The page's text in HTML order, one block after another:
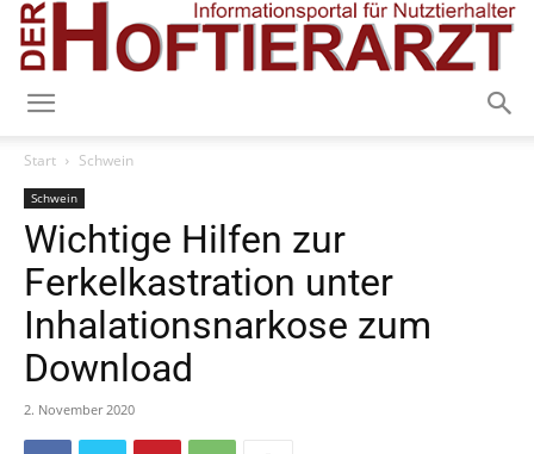
Start Schwein
Schwein
Wichtige Hilfen zur
Ferkelkastration unter
Inhalationsnarkose zum
Download
2. November 2020